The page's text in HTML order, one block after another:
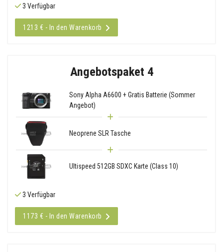
3 Verfügbar
1213 € - In den Warenkorb
Angebotspaket 4
Sony Alpha A6600 + Gratis Batterie (Sommer
Angebot)
Neoprene SLR Tasche
Ultispeed 512GB SDXC Karte (Class 10)
3 Verfügbar
1173 € - In den Warenkorb